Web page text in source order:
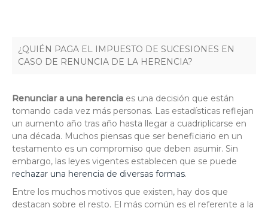
¿QUIÉN PAGA EL IMPUESTO DE SUCESIONES EN
CASO DE RENUNCIA DE LA HERENCIA?
Renunciar a una herencia es una decisión que están
tomando cada vez más personas. Las estadísticas reflejan
un aumento año tras año hasta llegar a cuadriplicarse en
una década. Muchos piensas que ser beneficiario en un
testamento es un compromiso que deben asumir. Sin
embargo, las leyes vigentes establecen que se puede
rechazar una herencia de diversas formas.
Entre los muchos motivos que existen, hay dos que
destacan sobre el resto. El más común es el referente a la